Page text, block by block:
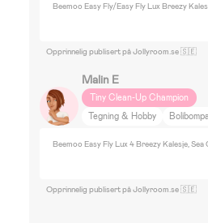
Beemoo Easy Fly/Easy Fly Lux Breezy
Opprinnelig publisert på Jollyroom.se 🇸🇪
Malin E
Tiny Clean-Up Champion
Tegning & Hobby
Bolibompa
Beemoo Easy Fly Lux 4 Breezy Kalesje, Sea
Opprinnelig publisert på Jollyroom.se 🇸🇪